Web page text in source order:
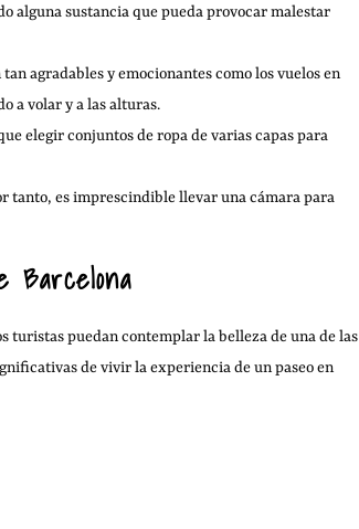
alguna sustancia que pueda provocar malestar
agradables y emocionantes como los vuelos en
a volar y a las alturas.
elegir conjuntos de ropa de varias capas para
tanto, es imprescindible llevar una cámara para
Barcelona
turistas puedan contemplar la belleza de una de las
de vivir la experiencia de un paseo en